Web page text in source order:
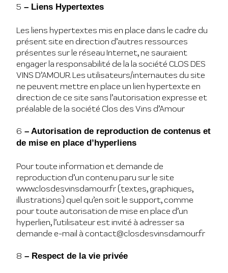
5 – Liens Hypertextes
Les liens hypertextes mis en place dans le cadre du
présent site en direction d’autres ressources
présentes sur le réseau Internet, ne sauraient
engager la responsabilité de la la société CLOS DES
VINS D’AMOUR. Les utilisateurs/internautes du site
ne peuvent mettre en place un lien hypertexte en
direction de ce site sans l’autorisation expresse et
préalable de la société Clos des Vins d’Amour
6 – Autorisation de reproduction de contenus et
de mise en place d’hyperliens
Pour toute information et demande de
reproduction d’un contenu paru sur le site
www.closdesvinsdamour.fr (textes, graphiques,
illustrations) quel qu’en soit le support, comme
pour toute autorisation de mise en place d’un
hyperlien, l’utilisateur est invité à adresser sa
demande e-mail à contact@closdesvinsdamour.fr
8 – Respect de la vie privée